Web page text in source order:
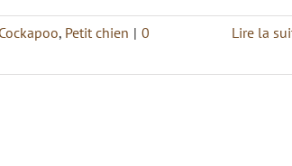
Cockapoo, Petit chien | 0
Lire la